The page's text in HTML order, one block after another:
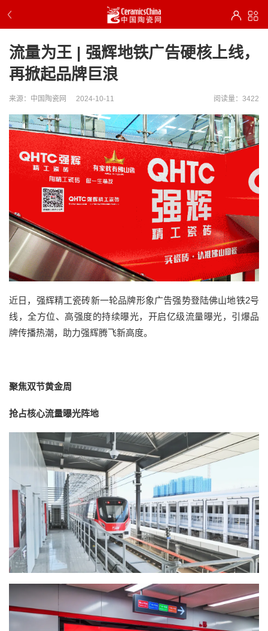
流量为王 | 强辉地铁广告硬核上线，
再掀起品牌巨浪
来源：中国陶瓷网 2024-10-11 阅读量：3422
近日，强辉精工瓷砖新一轮品牌形象广告强势登陆佛山地铁2号
线，全方位、高强度的持续曝光，开启亿级流量曝光，引爆品
牌传播热潮，助力强辉腾飞新高度。
聚焦双节黄金周
抢占核心流量曝光阵地